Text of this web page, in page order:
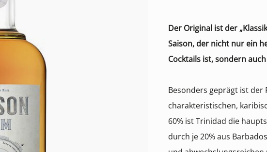
Der Original ist der
Saison, der nicht nur ein
Cocktails ist, sondern
Besonders geprägt ist der
charakteristischen,
60% ist Trinidad die
durch je 20% aus